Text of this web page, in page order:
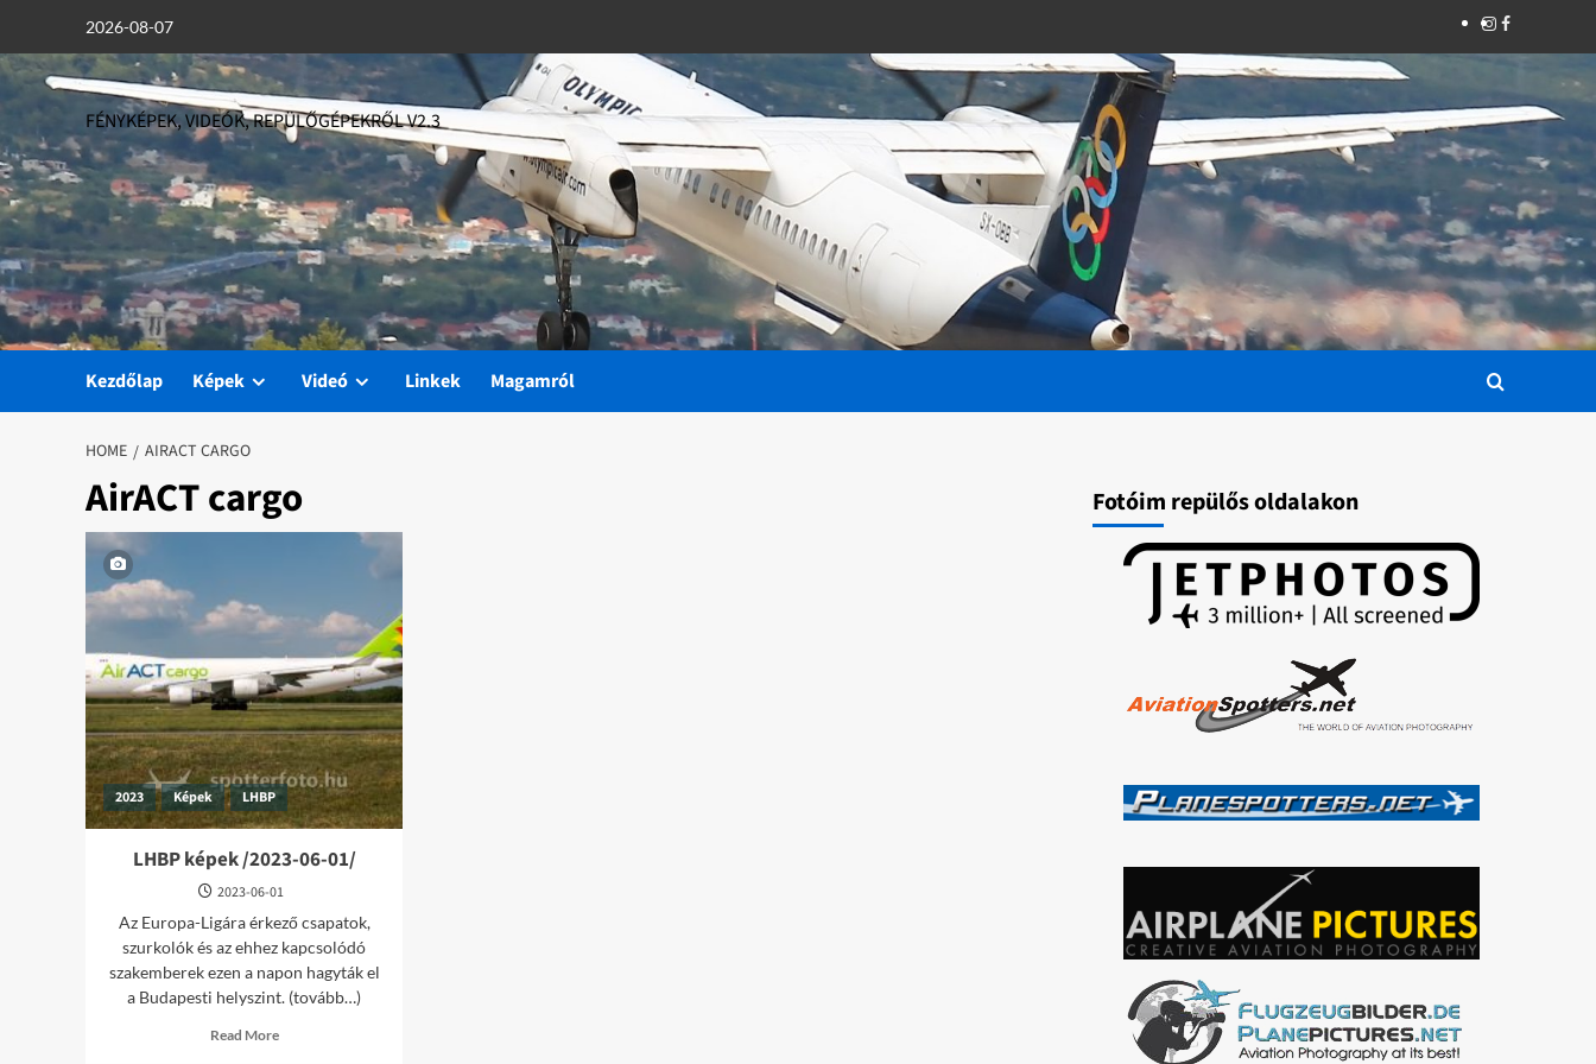
content
2026-08-07 Instagram
Facebook
FÉNYKÉPEK, VIDEÓK, REPÜLŐGÉPEKRŐL V2.3
Kezdőlap Képek Videó Linkek Magamról
HOME AIRACT CARGO
AirACT cargo
2023 Képek LHBP
LHBP képek /2023-06-01/
2023-06-01
Az Europa-Ligára érkező csapatok,
szurkolók és az ehhez kapcsolódó
szakemberek ezen a napon hagyták el
a Budapesti helyszint. (tovább…)
Read MoreRead
Fotóim repülős oldalakon